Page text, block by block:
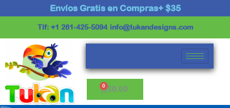
al
Envíos Gratis en Compras+ $35
Tlf: +1 281-425-5094 info@tukandesigns.com
$0.00
Cart